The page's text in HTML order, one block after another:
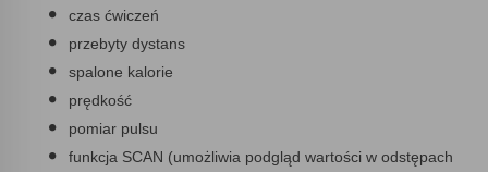
czas ćwiczeń
przebyty dystans
spalone kalorie
prędkość
pomiar pulsu
funkcja SCAN (umożliwia podgląd wartości w odstępach